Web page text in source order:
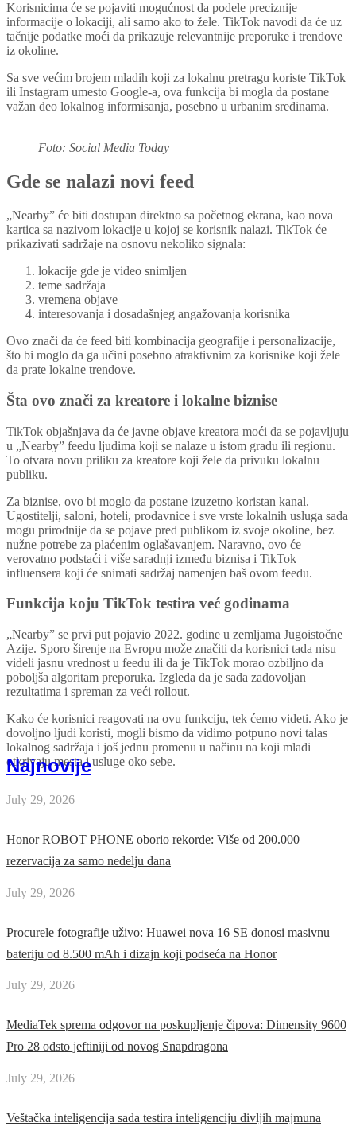
Korisnicima će se pojaviti mogućnost da podele preciznije
informacije o lokaciji, ali samo ako to žele. TikTok navodi da će uz
tačnije podatke moći da prikazuje relevantnije preporuke i trendove
iz okoline.
Sa sve većim brojem mladih koji za lokalnu pretragu koriste TikTok
ili Instagram umesto Google-a, ova funkcija bi mogla da postane
važan deo lokalnog informisanja, posebno u urbanim sredinama.
Foto: Social Media Today
Gde se nalazi novi feed
„Nearby” će biti dostupan direktno sa početnog ekrana, kao nova
kartica sa nazivom lokacije u kojoj se korisnik nalazi. TikTok će
prikazivati sadržaje na osnovu nekoliko signala:
lokacije gde je video snimljen
teme sadržaja
vremena objave
interesovanja i dosadašnjeg angažovanja korisnika
Ovo znači da će feed biti kombinacija geografije i personalizacije,
što bi moglo da ga učini posebno atraktivnim za korisnike koji žele
da prate lokalne trendove.
Šta ovo znači za kreatore i lokalne biznise
TikTok objašnjava da će javne objave kreatora moći da se pojavljuju
u „Nearby” feedu ljudima koji se nalaze u istom gradu ili regionu.
To otvara novu priliku za kreatore koji žele da privuku lokalnu
publiku.
Za biznise, ovo bi moglo da postane izuzetno koristan kanal.
Ugostitelji, saloni, hoteli, prodavnice i sve vrste lokalnih usluga sada
mogu prirodnije da se pojave pred publikom iz svoje okoline, bez
nužne potrebe za plaćenim oglašavanjem. Naravno, ovo će
verovatno podstaći i više saradnji između biznisa i TikTok
influensera koji će snimati sadržaj namenjen baš ovom feedu.
Funkcija koju TikTok testira već godinama
„Nearby” se prvi put pojavio 2022. godine u zemljama Jugoistočne
Azije. Sporo širenje na Evropu može značiti da korisnici tada nisu
videli jasnu vrednost u feedu ili da je TikTok morao ozbiljno da
poboljša algoritam preporuka. Izgleda da je sada zadovoljan
rezultatima i spreman za veći rollout.
Kako će korisnici reagovati na ovu funkciju, tek ćemo videti. Ako je
dovoljno ljudi koristi, mogli bismo da vidimo potpuno novi talas
lokalnog sadržaja i još jednu promenu u načinu na koji mladi
otkrivaju mesta i usluge oko sebe.
Najnovije
July 29, 2026
Honor ROBOT PHONE oborio rekorde: Više od 200.000
rezervacija za samo nedelju dana
July 29, 2026
Procurele fotografije uživo: Huawei nova 16 SE donosi masivnu
bateriju od 8.500 mAh i dizajn koji podseća na Honor
July 29, 2026
MediaTek sprema odgovor na poskupljenje čipova: Dimensity 9600
Pro 28 odsto jeftiniji od novog Snapdragona
July 29, 2026
Veštačka inteligencija sada testira inteligenciju divljih majmuna